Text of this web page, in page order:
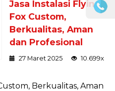
Jasa Instalasi Flying
Fox Custom,
Berkualitas, Aman
dan Profesional
27 Maret 2025
10.699x
Berkualitas, Aman